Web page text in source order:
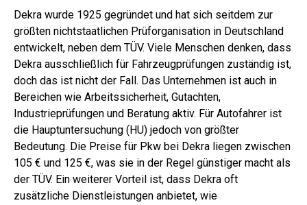
Dekra wurde 1925 gegründet und hat sich seitdem zur
größten nichtstaatlichen Prüforganisation in Deutschland
entwickelt, neben dem TÜV. Viele Menschen denken, dass
Dekra ausschließlich für Fahrzeugprüfungen zuständig ist,
doch das ist nicht der Fall. Das Unternehmen ist auch in
Bereichen wie Arbeitssicherheit, Gutachten,
Industrieprüfungen und Beratung aktiv. Für Autofahrer ist
die Hauptuntersuchung (HU) jedoch von größter
Bedeutung. Die Preise für Pkw bei Dekra liegen zwischen
105 € und 125 €, was sie in der Regel günstiger macht als
der TÜV. Ein weiterer Vorteil ist, dass Dekra oft
zusätzliche Dienstleistungen anbietet, wie